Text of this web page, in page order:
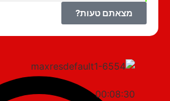
מצאתם טעות?
00:08:30